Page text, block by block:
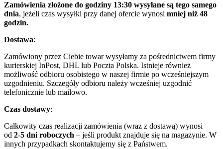
Zamówienia złożone do godziny 13:30 wysyłane są tego samego
dnia, jeżeli czas wysyłki przy danej ofercie wynosi mniej niż 48
godzin.
Dostawa:
Zamówiony przez Ciebie towar wysyłamy za pośrednictwem firmy
kurierskiej InPost, DHL lub Poczta Polska. Istnieje również
możliwość odbioru osobistego w naszej firmie po wcześniejszym
uzgodnieniu. Szczegóły odbioru należy wcześniej uzgodnić
telefonicznie lub mailowo.
Czas dostawy:
Całkowity czas realizacji zamówienia (wraz z dostawą) wynosi
od 2-5 dni roboczych – jeśli produkt znajduje się na magazynie. W
innych przypadkach skontaktujemy się z Państwem.